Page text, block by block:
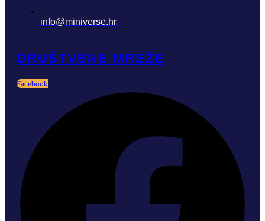
info@miniverse.hr
DRUŠTVENE MREŽE
Facebook